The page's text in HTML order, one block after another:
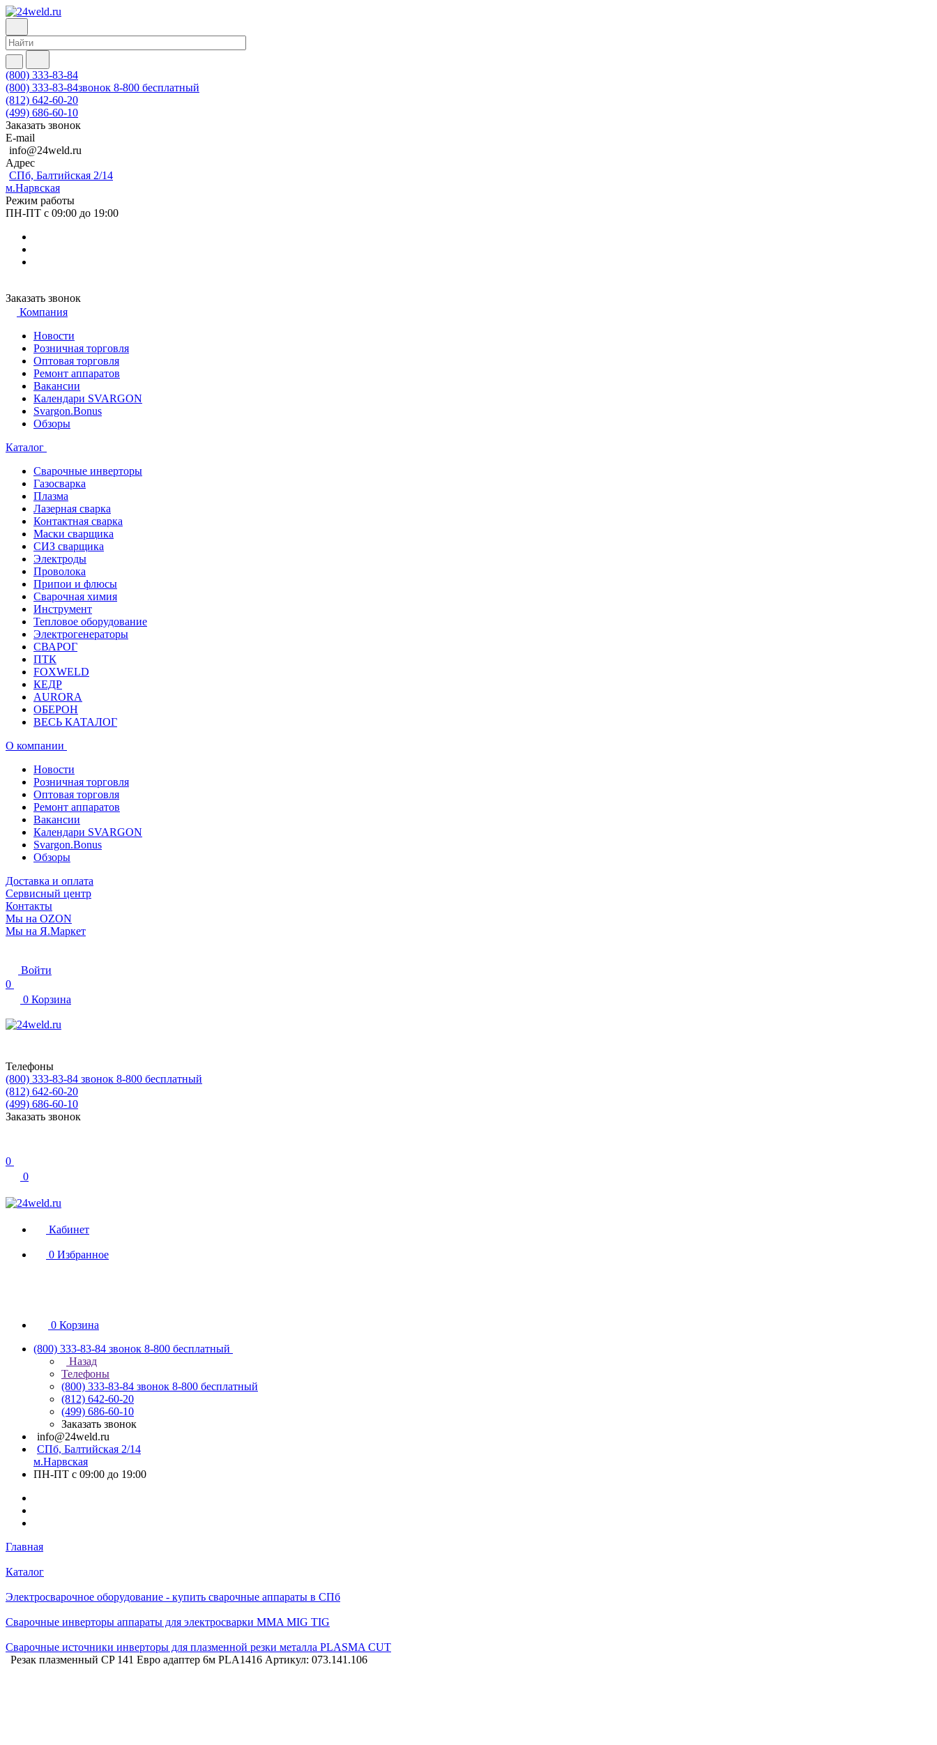
(800) 333-83-84
(800) 333-83-84звонок 8-800 бесплатный
(812) 642-60-20
(499) 686-60-10
Заказать звонок
E-mail
info@24weld.ru
Адрес
СПб, Балтийская 2/14
м.Нарвская
Режим работы
ПН-ПТ с 09:00 до 19:00
Заказать звонок
Компания
Новости
Розничная торговля
Оптовая торговля
Ремонт аппаратов
Вакансии
Календари SVARGON
Svargon.Bonus
Обзоры
Каталог
Сварочные инверторы
Газосварка
Плазма
Лазерная сварка
Контактная сварка
Маски сварщика
СИЗ сварщика
Электроды
Проволока
Припои и флюсы
Сварочная химия
Инструмент
Тепловое оборудование
Электрогенераторы
СВАРОГ
ПТК
FOXWELD
КЕДР
AURORA
ОБЕРОН
ВЕСЬ КАТАЛОГ
О компании
Новости
Розничная торговля
Оптовая торговля
Ремонт аппаратов
Вакансии
Календари SVARGON
Svargon.Bonus
Обзоры
Доставка и оплата
Сервисный центр
Контакты
Мы на OZON
Мы на Я.Маркет
Войти
0
0 Корзина
Телефоны
(800) 333-83-84 звонок 8-800 бесплатный
(812) 642-60-20
(499) 686-60-10
Заказать звонок
0
0
Кабинет
0 Избранное
0 Корзина
(800) 333-83-84 звонок 8-800 бесплатный
Назад
Телефоны
(800) 333-83-84 звонок 8-800 бесплатный
(812) 642-60-20
(499) 686-60-10
Заказать звонок
info@24weld.ru
СПб, Балтийская 2/14
м.Нарвская
ПН-ПТ с 09:00 до 19:00
Главная
Каталог
Электросварочное оборудование - купить сварочные аппараты в СПб
Сварочные инверторы аппараты для электросварки MMA MIG TIG
Сварочные источники инверторы для плазменной резки металла PLASMA CUT
Резак плазменный CP 141 Евро адаптер 6м PLA1416 Артикул: 073.141.106